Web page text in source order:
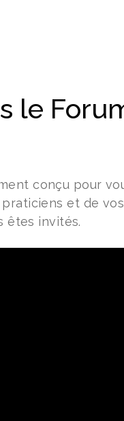
le
conçu pour
et de
êtes invités.